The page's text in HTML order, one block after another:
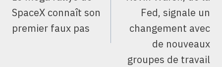
SpaceX connaît son
premier faux pas
Fed, signale un
changement avec
de nouveaux
groupes de travail